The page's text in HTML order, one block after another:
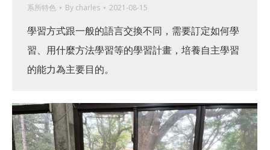
系所特色 By charles 2021-08-15
學習方式跟一般的語言交換不同，需要訂定如何學
習、用什麼方法學習等的學習計畫，培養自主學習
的能力為主要目的。